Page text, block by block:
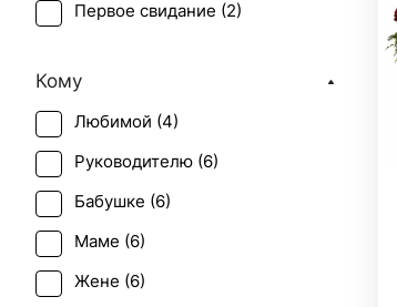
Первое свидание (2)
Татьянин день (
Юбилей ( 6)
Кому
Любимой (4)
Руководителю (6)
Бабушке (6)
Маме (6)
Жене (6)